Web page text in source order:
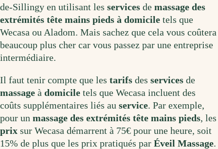
de-Sillingy en utilisant les services de massage des
extrémités tête mains pieds à domicile tels que
Wecasa ou Aladom. Mais sachez que cela vous coûtera
beaucoup plus cher car vous passez par une entreprise
intermédiaire.
Il faut tenir compte que les tarifs des services de
massage à domicile tels que Wecasa incluent des
coûts supplémentaires liés au service. Par exemple,
pour un massage des extrémités tête mains pieds, les
prix sur Wecasa démarrent à 75€ pour une heure, soit
15% de plus que les prix pratiqués par Éveil Massage.